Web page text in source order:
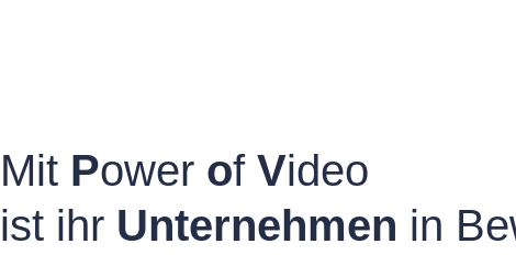
Mit Power of Video
ist ihr Unternehmen in